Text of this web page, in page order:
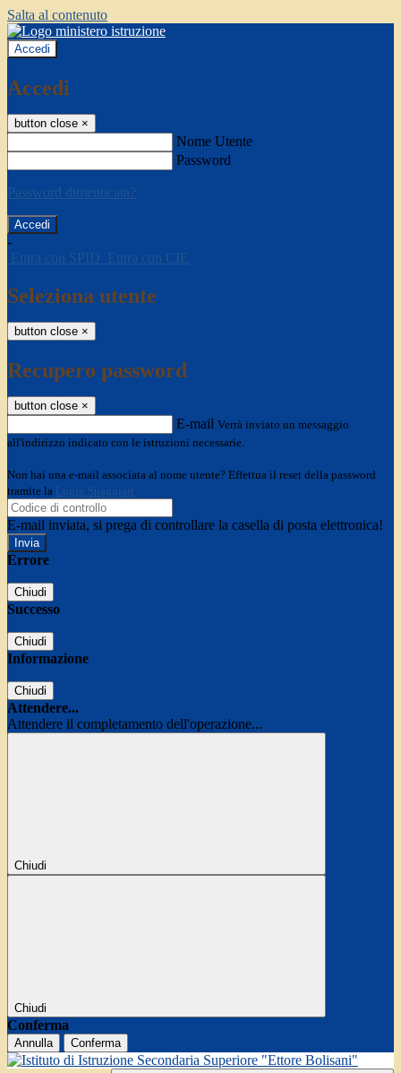
Salta al contenuto
Accedi
Accedi
button close ×
Nome Utente
Password
Password dimenticata?
-
Entra con SPID
Entra con CIE
Seleziona utente
button close ×
Recupero password
button close ×
E-mail Verrà inviato un messaggio
all'indirizzo indicato con le istruzioni necessarie.
Non hai una e-mail associata al nome utente? Effettua il reset della password
tramite la Login Spaggiari
E-mail inviata, si prega di controllare la casella di posta elettronica!
Errore
Chiudi
Successo
Chiudi
Informazione
Chiudi
Attendere...
Attendere il completamento dell'operazione...
Chiudi
Chiudi
Conferma
Annulla Conferma